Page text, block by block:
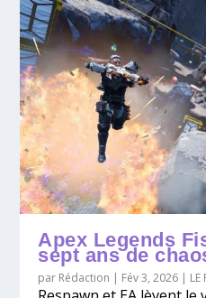
Apex Legends
sept ans de
par Rédaction | Fév 3, 2026 | LE